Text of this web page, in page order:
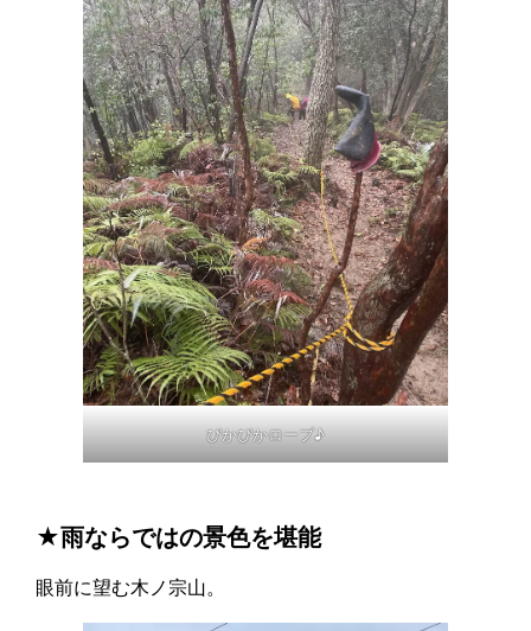
ぴかぴかロープ♪
★雨ならではの景色を堪能
眼前に望む木ノ宗山。